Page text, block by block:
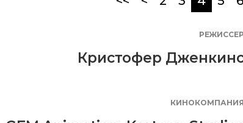
РЕЖИССЕР
Кристофер
КИНОКОМПАНИЯ